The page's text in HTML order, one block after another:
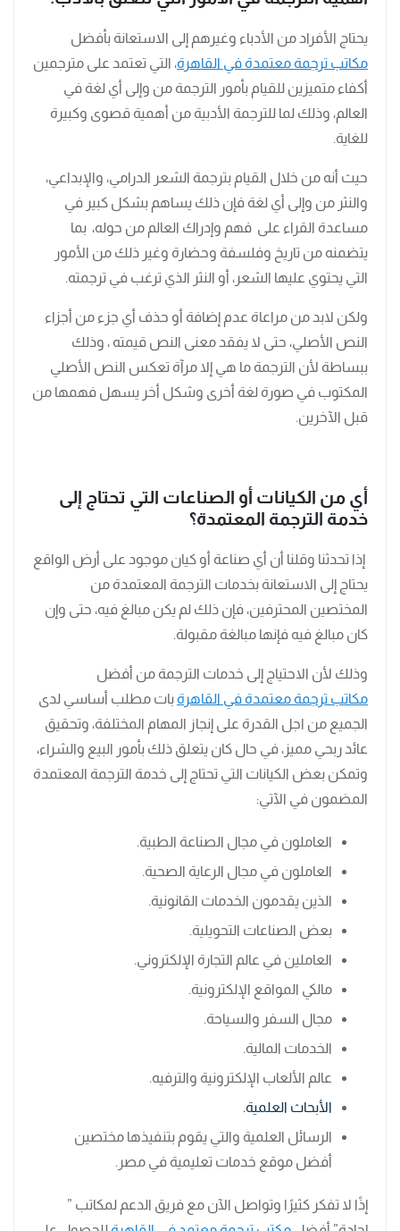
يحتاج الأفراد من الأدباء وغيرهم إلى الاستعانة بأفضل
مكاتب ترجمة معتمدة في القاهرة، التي تعتمد على مترجمين
أكفاء متميزين للقيام بأمور الترجمة من وإلى أي لغة في
العالم، وذلك لما للترجمة الأدبية من أهمية قصوى وكبيرة
للغاية.
حيث أنه من خلال القيام بترجمة الشعر الدرامي، والإبداعي،
والنثر من وإلى أي لغة فإن ذلك يساهم بشكل كبير في
مساعدة القراء على فهم وإدراك العالم من حوله، بما
يتضمنه من تاريخ وفلسفة وحضارة وغير ذلك من الأمور
التي يحتوي عليها الشعر، أو النثر الذي ترغب في ترجمته.
ولكن لابد من مراعاة عدم إضافة أو حذف أي جزء من أجزاء
النص الأصلي، حتى لا يفقد معنى النص قيمته ، وذلك
ببساطة لأن الترجمة ما هي إلا مرآة تعكس النص الأصلي
المكتوب في صورة لغة أخرى وشكل أخر يسهل فهمها من
قبل الآخرين.
أي من الكيانات أو الصناعات التي تحتاج إلى
خدمة الترجمة المعتمدة؟
إذا تحدثنا وقلنا أن أي صناعة أو كيان موجود على أرض الواقع
يحتاج إلى الاستعانة بخدمات الترجمة المعتمدة من
المختصين المحترفين، فإن ذلك لم يكن مبالغ فيه، حتى وإن
كان مبالغ فيه فإنها مبالغة مقبولة.
وذلك لأن الاحتياج إلى خدمات الترجمة من أفضل
مكاتب ترجمة معتمدة في القاهرة بات مطلب أساسي لدى
الجميع من اجل القدرة على إنجاز المهام المختلفة، وتحقيق
عائد ربحي مميز، في حال كان يتعلق ذلك بأمور البيع والشراء،
وتمكن بعض الكيانات التي تحتاج إلى خدمة الترجمة المعتمدة
المضمون في الآتي:
العاملون في مجال الصناعة الطبية.
العاملون في مجال الرعاية الصحية.
الذين يقدمون الخدمات القانونية.
بعض الصناعات التحويلية.
العاملين في عالم التجارة الإلكتروني.
مالكي المواقع الإلكترونية.
مجال السفر والسياحة.
الخدمات المالية.
عالم الألعاب الإلكترونية والترفيه.
الأبحاث العلمية.
الرسائل العلمية والتي يقوم بتنفيذها مختصين
أفضل موقع خدمات تعليمية في مصر.
إذًا لا تفكر كثيرًا وتواصل الآن مع فريق الدعم لمكاتب ”